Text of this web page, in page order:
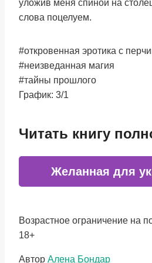
уложив меня спиной на
слова поцелуем.
#откровенная эротика с
#неизведанная магия
#тайны прошлого
График: 3/1
Читать книгу
Желанная для
Возрастное ограничение на
18+
Метки
Автор Алена Бондар